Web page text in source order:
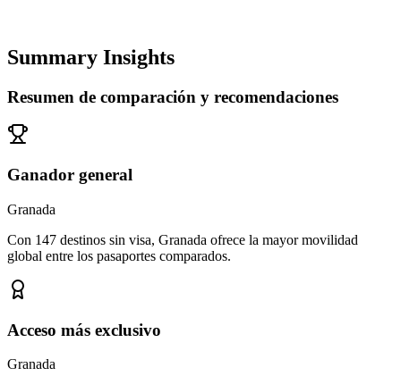
Summary Insights
Resumen de comparación y recomendaciones
Ganador general
Granada
Con 147 destinos sin visa, Granada ofrece la mayor movilidad
global entre los pasaportes comparados.
Acceso más exclusivo
Granada